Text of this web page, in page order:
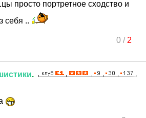
просто портретное сходство и
себя ..
0/ 2
.